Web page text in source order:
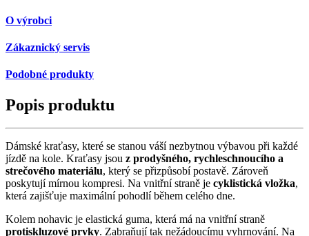
O výrobci
Zákaznický servis
Podobné produkty
Popis produktu
Dámské kraťasy, které se stanou váší nezbytnou výbavou při každé
jízdě na kole. Kraťasy jsou z prodyšného, rychleschnoucího a
strečového materiálu, který se přizpůsobí postavě. Zároveň
poskytují mírnou kompresi. Na vnitřní straně je cyklistická vložka,
která zajišťuje maximální pohodlí během celého dne.
Kolem nohavic je elastická guma, která má na vnitřní straně
protiskluzové prvky. Zabraňují tak nežádoucímu vyhrnování. Na